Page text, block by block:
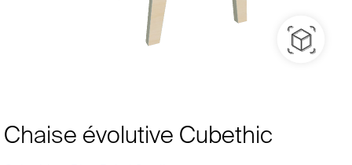
Chaise évolutive Cubethic